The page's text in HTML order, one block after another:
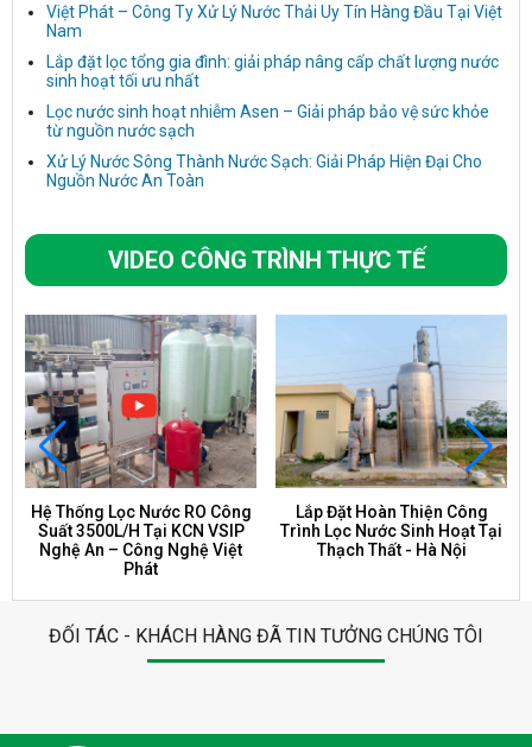
Việt Phát – Công Ty Xử Lý Nước Thải Uy Tín Hàng Đầu Tại Việt
Nam
Lắp đặt lọc tổng gia đình: giải pháp nâng cấp chất lượng nước
sinh hoạt tối ưu nhất
Lọc nước sinh hoạt nhiễm Asen – Giải pháp bảo vệ sức khỏe
từ nguồn nước sạch
Xử Lý Nước Sông Thành Nước Sạch: Giải Pháp Hiện Đại Cho
Nguồn Nước An Toàn
VIDEO CÔNG TRÌNH THỰC TẾ
Hệ Thống Lọc Nước RO Công
Suất 3500L/H Tại KCN VSIP
Nghệ An – Công Nghệ Việt
Phát
Lắp Đặt Hoàn Thiện Công
Trình Lọc Nước Sinh Hoạt Tại
Thạch Thất - Hà Nội
ĐỐI TÁC - KHÁCH HÀNG ĐÃ TIN TƯỞNG CHÚNG TÔI